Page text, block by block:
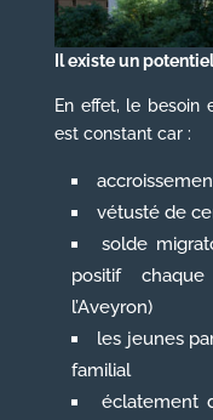
Il existe un
En effet, le besoin
est constant car :
vétusté de
solde
positif
l’Aveyron)
les jeunes
familial
éclatement